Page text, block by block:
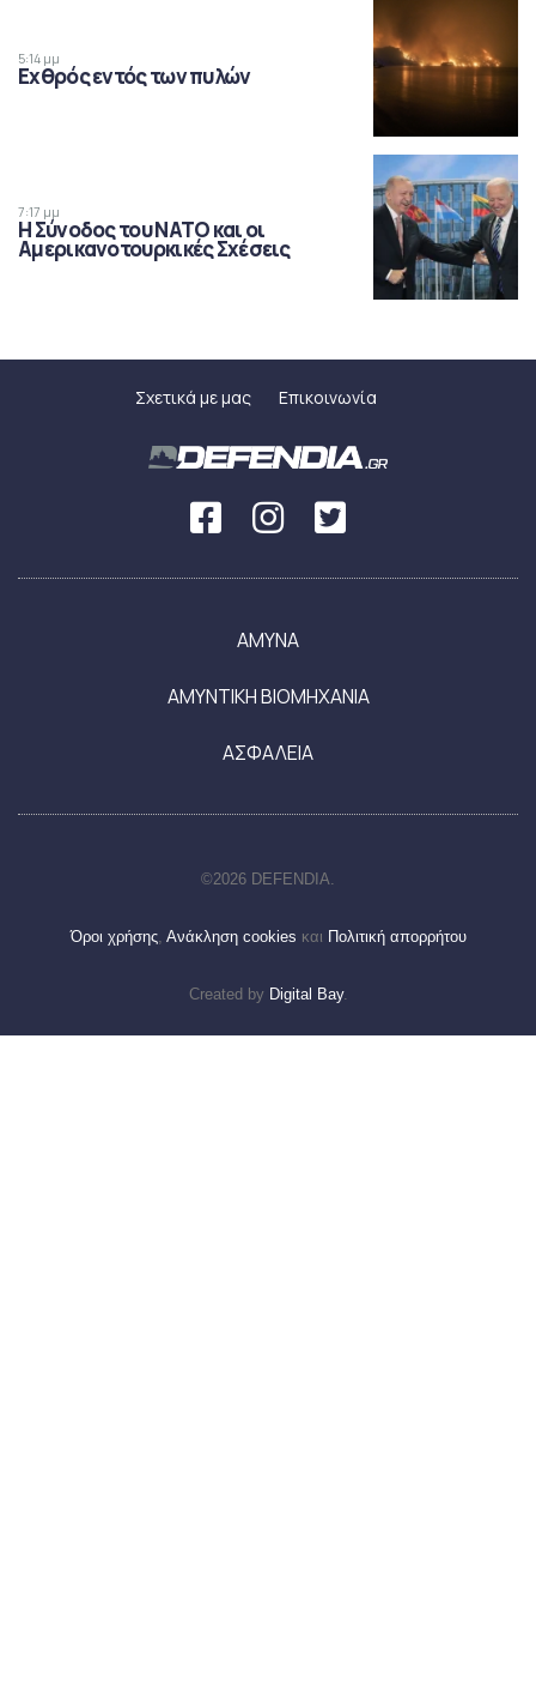
5:14 μμ
Εχθρός εντός των πυλών
7:17 μμ
Η Σύνοδος του ΝΑΤΟ και οι
Αμερικανοτουρκικές Σχέσεις
Σχετικά με μας Επικοινωνία
ΑΜΥΝΑ
ΑΜΥΝΤΙΚΗ ΒΙΟΜΗΧΑΝΙΑ
ΑΣΦΑΛΕΙΑ
©2026 DEFENDIA.
Όροι χρήσης, Ανάκληση cookies και Πολιτική απορρήτου
Created by Digital Bay.